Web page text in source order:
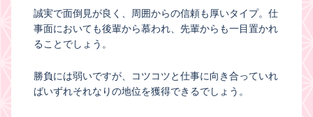
誠実で面倒見が良く、周囲からの信頼も厚いタイプ。仕
事面においても後輩から慕われ、先輩からも一目置かれ
ることでしょう。
勝負には弱いですが、コツコツと仕事に向き合っていれ
ばいずれそれなりの地位を獲得できるでしょう。